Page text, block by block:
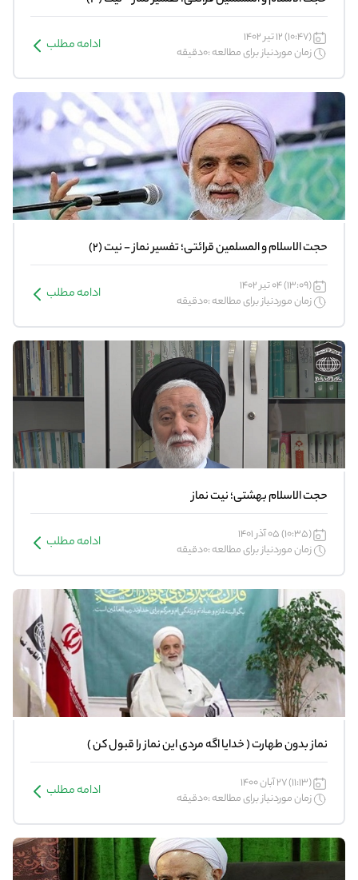
(10:47) 12 تیر 1402
زمان موردنیاز برای مطالعه :0دقیقه
ادامه مطلب
حجت الاسلام و المسلمین قرائتی؛ تفسیر نماز - نیت (2)
(13:09) 04 تیر 1402
زمان موردنیاز برای مطالعه :0دقیقه
ادامه مطلب
حجت الاسلام بهشتی؛ نیت نماز
(10:35) 05 آذر 1401
زمان موردنیاز برای مطالعه :0دقیقه
ادامه مطلب
نماز بدون طهارت ( خدایا اگه مردی این نماز را قبول کن )
(11:13) 27 آبان 1400
زمان موردنیاز برای مطالعه :0دقیقه
ادامه مطلب